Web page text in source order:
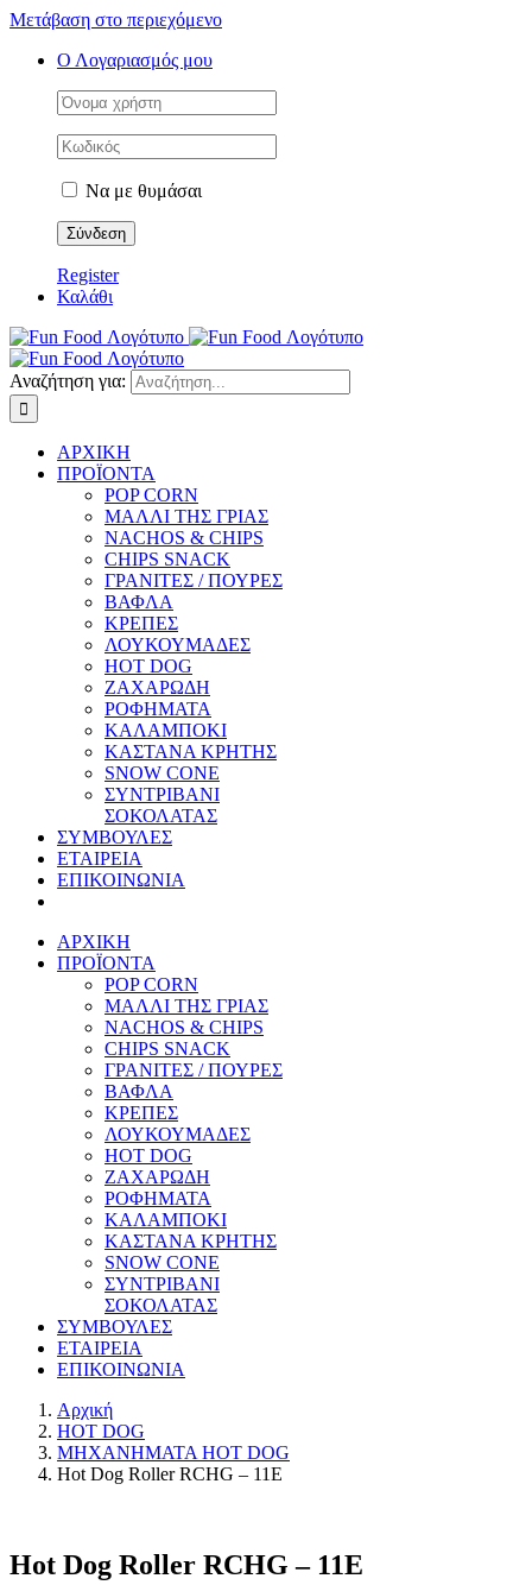
Μετάβαση στο περιεχόμενο
Ο Λογαριασμός μου
Να με θυμάσαι
Register
Καλάθι
Αναζήτηση για:
ΑΡΧΙΚΗ
ΠΡΟΪΟΝΤΑ
POP CORN
ΜΑΛΛΙ ΤΗΣ ΓΡΙΑΣ
NACHOS & CHIPS
CHIPS SNACK
ΓΡΑΝΙΤΕΣ / ΠΟΥΡΕΣ
ΒΑΦΛΑ
ΚΡΕΠΕΣ
ΛΟΥΚΟΥΜΑΔΕΣ
HOT DOG
ΖΑΧΑΡΩΔΗ
ΡΟΦΗΜΑΤΑ
ΚΑΛΑΜΠΟΚΙ
ΚΑΣΤΑΝΑ ΚΡΗΤΗΣ
SNOW CONE
ΣΥΝΤΡΙΒΑΝΙ
ΣΟΚΟΛΑΤΑΣ
ΣΥΜΒΟΥΛΕΣ
ΕΤΑΙΡΕΙΑ
ΕΠΙΚΟΙΝΩΝΙΑ
ΑΡΧΙΚΗ
ΠΡΟΪΟΝΤΑ
POP CORN
ΜΑΛΛΙ ΤΗΣ ΓΡΙΑΣ
NACHOS & CHIPS
CHIPS SNACK
ΓΡΑΝΙΤΕΣ / ΠΟΥΡΕΣ
ΒΑΦΛΑ
ΚΡΕΠΕΣ
ΛΟΥΚΟΥΜΑΔΕΣ
HOT DOG
ΖΑΧΑΡΩΔΗ
ΡΟΦΗΜΑΤΑ
ΚΑΛΑΜΠΟΚΙ
ΚΑΣΤΑΝΑ ΚΡΗΤΗΣ
SNOW CONE
ΣΥΝΤΡΙΒΑΝΙ
ΣΟΚΟΛΑΤΑΣ
ΣΥΜΒΟΥΛΕΣ
ΕΤΑΙΡΕΙΑ
ΕΠΙΚΟΙΝΩΝΙΑ
Αρχική
HOT DOG
ΜΗΧΑΝΗΜΑΤΑ HOT DOG
Hot Dog Roller RCHG – 11E
Hot Dog Roller RCHG – 11E